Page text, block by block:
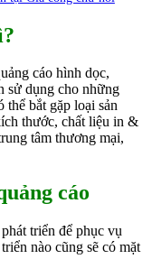
cáo hình dọc,
sử dụng cho những
bắt gặp loại sản
thước, chất liệu in &
tâm thương mại,
cáo
triển để phục vụ
nào cũng sẽ có mặt